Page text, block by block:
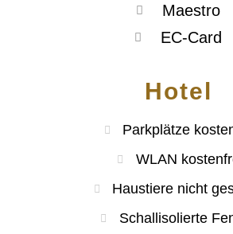
Maestro
EC-Card
Hotel
Parkplätze
WLAN
Haustiere nicht
Schallisolierte